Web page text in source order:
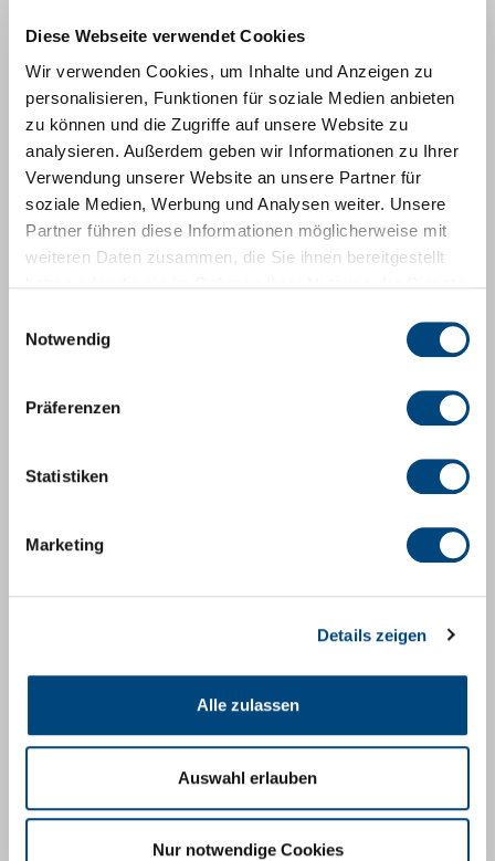
Diese Webseite verwendet Cookies
Wir verwenden Cookies, um Inhalte und Anzeigen zu
personalisieren, Funktionen für soziale Medien anbieten
zu können und die Zugriffe auf unsere Website zu
analysieren. Außerdem geben wir Informationen zu Ihrer
Verwendung unserer Website an unsere Partner für
soziale Medien, Werbung und Analysen weiter. Unsere
Partner führen diese Informationen möglicherweise mit
weiteren Daten zusammen, die Sie ihnen bereitgestellt
Notwendig
Präferenzen
Statistiken
Marketing
Details zeigen
Alle zulassen
Auswahl erlauben
Nur notwendige Cookies
GVV Ulstertal Satzung 06.06.2019
Geschäftsordnung Ortsbeiräte
Geschäftsordnung StvV vom 17.04.26
1. Änderungssatzung zur Hauptsatzung
vom 17.04.26
Änderungssatzung per 14.02.2025
Hundesteuersatzung 2.
Hundessteuersatzung Nachtrag per
Kindergartenbetriebsvertrag 1. Nachtrag